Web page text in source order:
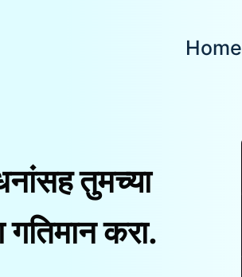
Home
तुमच्या
गतिमान करा.